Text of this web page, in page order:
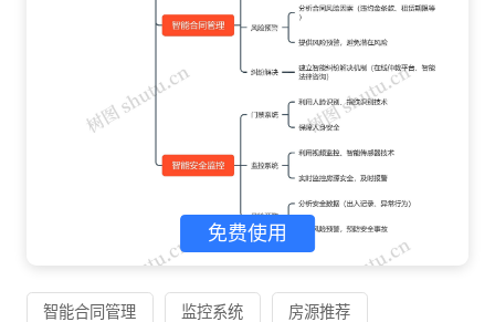
免费使用
智能合同管理 监控系统 房源推荐